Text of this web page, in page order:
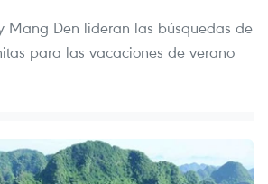
Mang Den lideran las búsquedas de
para las vacaciones de verano